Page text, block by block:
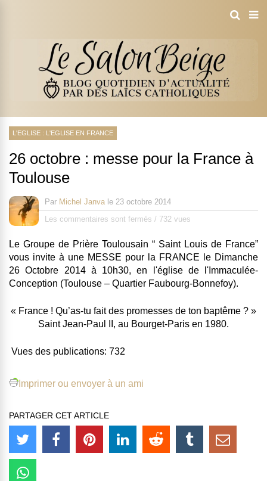
L'EGLISE : L'EGLISE EN FRANCE
26 octobre : messe pour la France à
Toulouse
Par Michel Janva le 23 octobre 2014
Les commentaires sont fermés / 732 vues
Le Groupe de Prière Toulousain “ Saint Louis de France”
vous invite à une MESSE pour la FRANCE le Dimanche
26 Octobre 2014 à 10h30, en l'église de l'Immaculée-
Conception (Toulouse – Quartier Faubourg-Bonnefoy).
« France ! Qu’as-tu fait des promesses de ton baptême ? »
Saint Jean-Paul II, au Bourget-Paris en 1980.
Vues des publications: 732
Imprimer ou envoyer à un ami
PARTAGER CET ARTICLE